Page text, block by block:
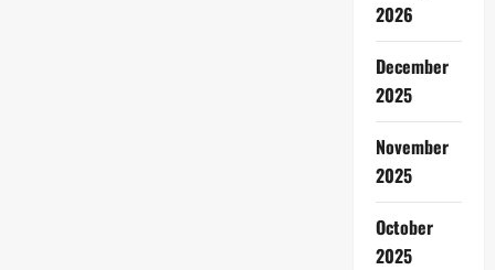
2026
December
2025
November
2025
October
2025